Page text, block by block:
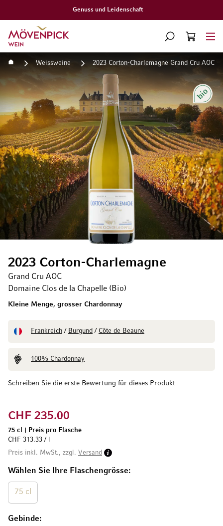
Gratislieferung ab CHF 300.–
Zur Startseite
SUCHE
WARENKORB
Startseite Weissweine 2023 Corton-Charlemagne Grand Cru AOC
Schreiben Sie die erste Bewertung für dieses Produkt
Bio
2023 Corton-Charlemagne
Grand Cru AOC
Domaine Clos de la Chapelle (Bio)
Kleine Menge, grosser Chardonnay
Frankreich / Burgund / Côte de Beaune
100% Chardonnay
Wählen Sie Ihre Flaschengrösse
75 cl
Gebinde
CHF 235.00
75 cl
Preis pro Flasche
CHF 313.33 / l
Preis inkl. MwSt., zzgl. Versand
Zum Ende der Bildgalerie springen
Zum Anfang der